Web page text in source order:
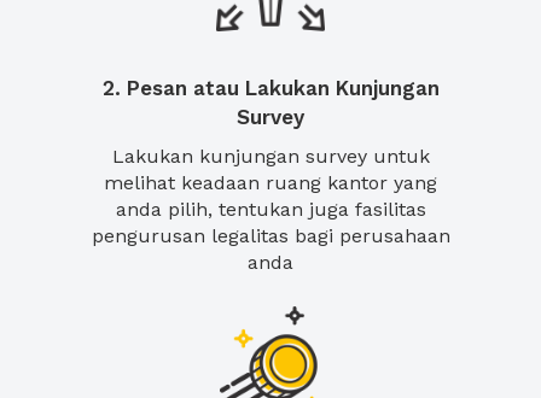
2. Pesan atau Lakukan Kunjungan
Survey
Lakukan kunjungan survey untuk
melihat keadaan ruang kantor yang
anda pilih, tentukan juga fasilitas
pengurusan legalitas bagi perusahaan
anda